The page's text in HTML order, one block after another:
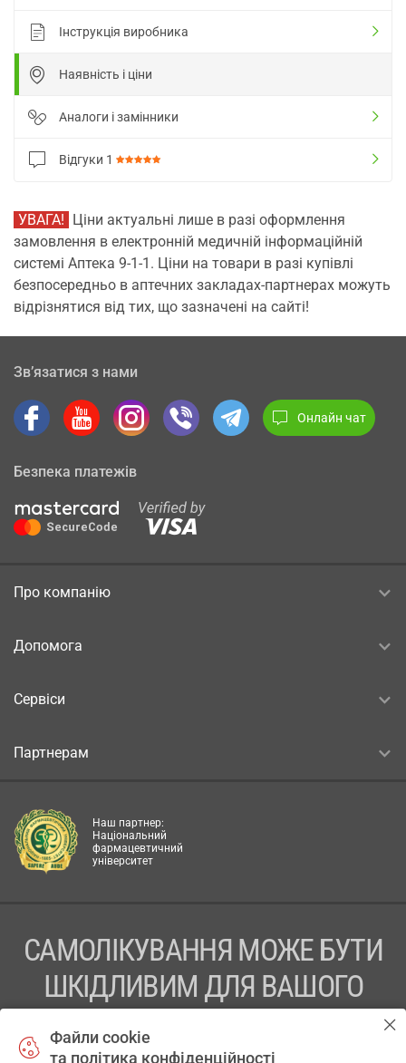
Інструкція виробника
Наявність і ціни
Аналоги і замінники
Відгуки 1
УВАГА! Ціни актуальні лише в разі оформлення
замовлення в електронній медичній інформаційній
системі Аптека 9-1-1. Ціни на товари в разі купівлі
безпосередньо в аптечних закладах-партнерах можуть
відрізнятися від тих, що зазначені на сайті!
Зв’язатися з нами
Онлайн чат
Безпека платежів
Про компанію
Допомога
Сервіси
Партнерам
Наш партнер:
Національний
фармацевтичний
університет
САМОЛІКУВАННЯ МОЖЕ БУТИ
ШКІДЛИВИМ ДЛЯ ВАШОГО
Файли cookie
та політика конфіденційності